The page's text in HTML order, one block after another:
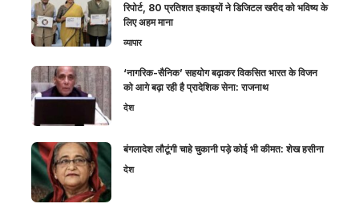
रिपोर्ट, 80 प्रतिशत इकाइयों ने डिजिटल खरीद को भविष्य के
लिए अहम माना
व्यापार
‘नागरिक-सैनिक’ सहयोग बढ़ाकर विकसित भारत के विजन
को आगे बढ़ा रही है प्रादेशिक सेना: राजनाथ
देश
बंगलादेश लौटूंगी चाहे चुकानी पड़े कोई भी कीमत: शेख हसीना
देश